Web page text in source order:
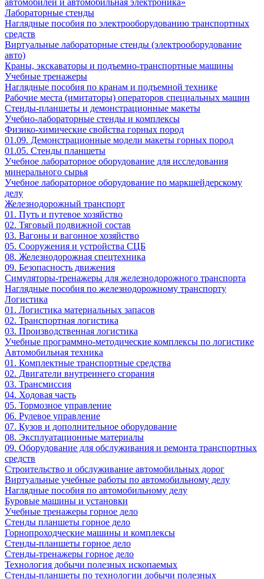
автомобилей и автомобильная электроника»
Лабораторные стенды
Наглядные пособия по электрооборудованию транспортных
средств
Виртуальные лабораторные стенды (электрооборудование
авто)
Краны, экскаваторы и подъемно-транспортные машины
Учебные тренажеры
Наглядные пособия по кранам и подъемной технике
Рабочие места (имитаторы) операторов специальных машин
Стенды-планшеты и демонстрационные макеты
Учебно-лабораторные стенды и комплексы
Физико-химические свойства горных пород
01.09. Демонстрационные модели макеты горных пород
01.05. Стенды планшеты
Учебное лабораторное оборудование для исследования
минерального сырья
Учебное лабораторное оборудование по маркшейдерскому
делу
Железнодорожный транспорт
01. Путь и путевое хозяйство
02. Тяговый подвижной состав
03. Вагоны и вагонное хозяйство
05. Сооружения и устройства СЦБ
08. Железнодорожная спецтехника
09. Безопасность движения
Симуляторы-тренажеры для железнодорожного транспорта
Наглядные пособия по железнодорожному транспорту
Логистика
01. Логистика материальных запасов
02. Транспортная логистика
03. Производственная логистика
Учебные программно-методические комплексы по логистике
Автомобильная техника
01. Комплектные транспортные средства
02. Двигатели внутреннего сгорания
03. Трансмиссия
04. Ходовая часть
05. Тормозное управление
06. Рулевое управление
07. Кузов и дополнительное оборудование
08. Эксплуатационные материалы
09. Оборудование для обслуживания и ремонта транспортных
средств
Строительство и обслуживание автомобильных дорог
Виртуальные учебные работы по автомобильному делу
Наглядные пособия по автомобильному делу
Буровые машины и установки
Учебные тренажеры горное дело
Стенды планшеты горное дело
Горнопроходческие машины и комплексы
Стенды-планшеты горное дело
Стенды-тренажеры горное дело
Технология добычи полезных ископаемых
Стенды-планшеты по технологии добычи полезных